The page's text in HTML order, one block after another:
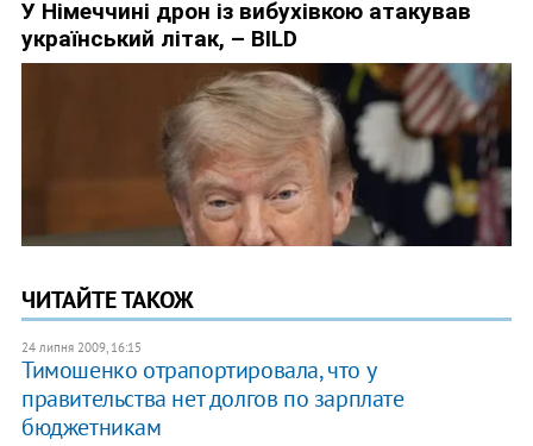
ЧИТАЙТЕ ТАКОЖ
24 липня 2009, 16:15
Тимошенко отрапортировала, что у
правительства нет долгов по зарплате
бюджетникам